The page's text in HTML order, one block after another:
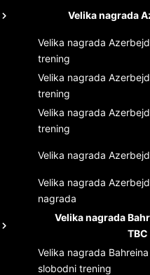
Velika nagrada
Velika nagrada
trening
Velika nagrada
trening
Velika nagrada
trening
Velika nagrada
Velika nagrada
nagrada
Velika nagrada
TBC
Velika nagrada
slobodni trening